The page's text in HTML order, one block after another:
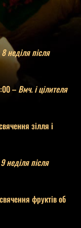
8 неділя після
– Вмч. і цілителя
зілля і
9 неділя після
фруктів об